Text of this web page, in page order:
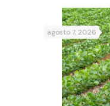
agosto 7, 2026